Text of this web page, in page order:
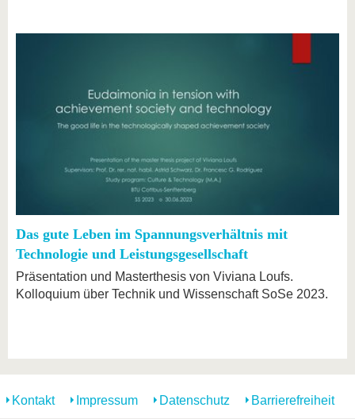
Das gute Leben im Spannungsverhältnis mit
Technologie und Leistungsgesellschaft
Präsentation und Masterthesis von Viviana Loufs.
Kolloquium über Technik und Wissenschaft SoSe 2023.
Kontakt Impressum Datenschutz Barrierefreiheit